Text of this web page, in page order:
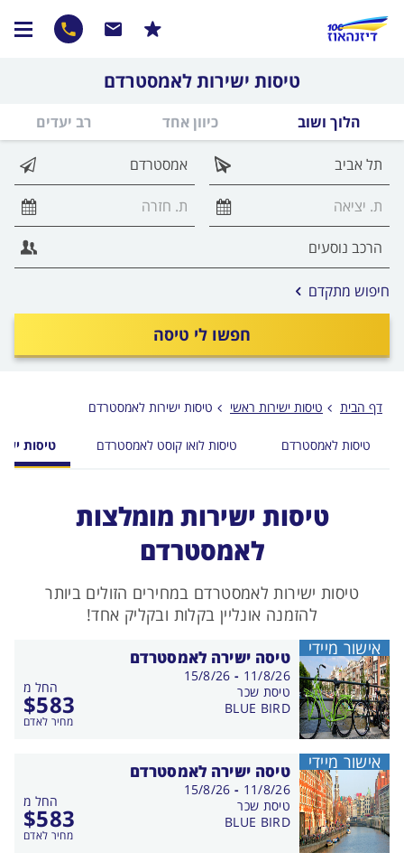
טיסות ישירות לאמסטרדם
הלוך ושוב כיוון אחד רב יעדים
חפשו לי טיסה
חיפוש מתקדם אפשרויות
החיפוש
לפני
דף הבית טיסות ישירות ראשי טיסות ישירות לאמסטרדם
טיסות לאמסטרדם טיסות לואו קוסט לאמסטרדם טיסות
טיסות ישירות מומלצות
לאמסטרדם
טיסות ישירות לאמסטרדם במחירים הזולים ביותר
להזמנה אונליין בקלות ובקליק אחד!
טיסה ישירה לאמסטרדם
החל מ
$583
מחיר לאדם
בין
התאריכים,
11/8/26
-
15/8/26
טיסת שכר
BLUE BIRD
אישור מיידי
טיסה ישירה לאמסטרדם
החל מ
$583
מחיר לאדם
בין
התאריכים,
11/8/26
-
15/8/26
טיסת שכר
BLUE BIRD
אישור מיידי